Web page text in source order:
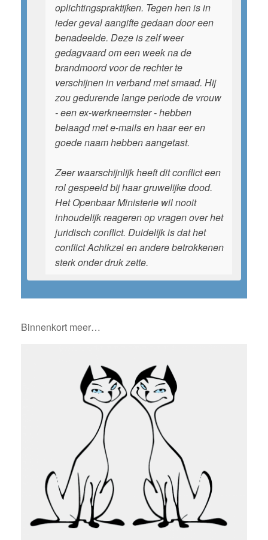
oplichtingspraktijken. Tegen hen is in
ieder geval aangifte gedaan door een
benadeelde. Deze is zelf weer
gedagvaard om een week na de
brandmoord voor de rechter te
verschijnen in verband met smaad. Hij
zou gedurende lange periode de vrouw
- een ex-werkneemster - hebben
belaagd met e-mails en haar eer en
goede naam hebben aangetast.
Zeer waarschijnlijk heeft dit conflict een
rol gespeeld bij haar gruwelijke dood.
Het Openbaar Ministerie wil nooit
inhoudelijk reageren op vragen over het
juridisch conflict. Duidelijk is dat het
conflict Achikzei en andere betrokkenen
sterk onder druk zette.
Binnenkort meer…